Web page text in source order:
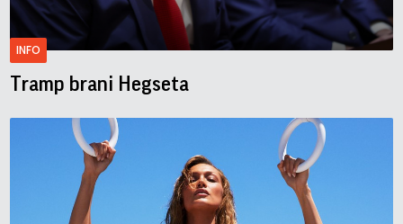
INFO
Tramp brani Hegseta